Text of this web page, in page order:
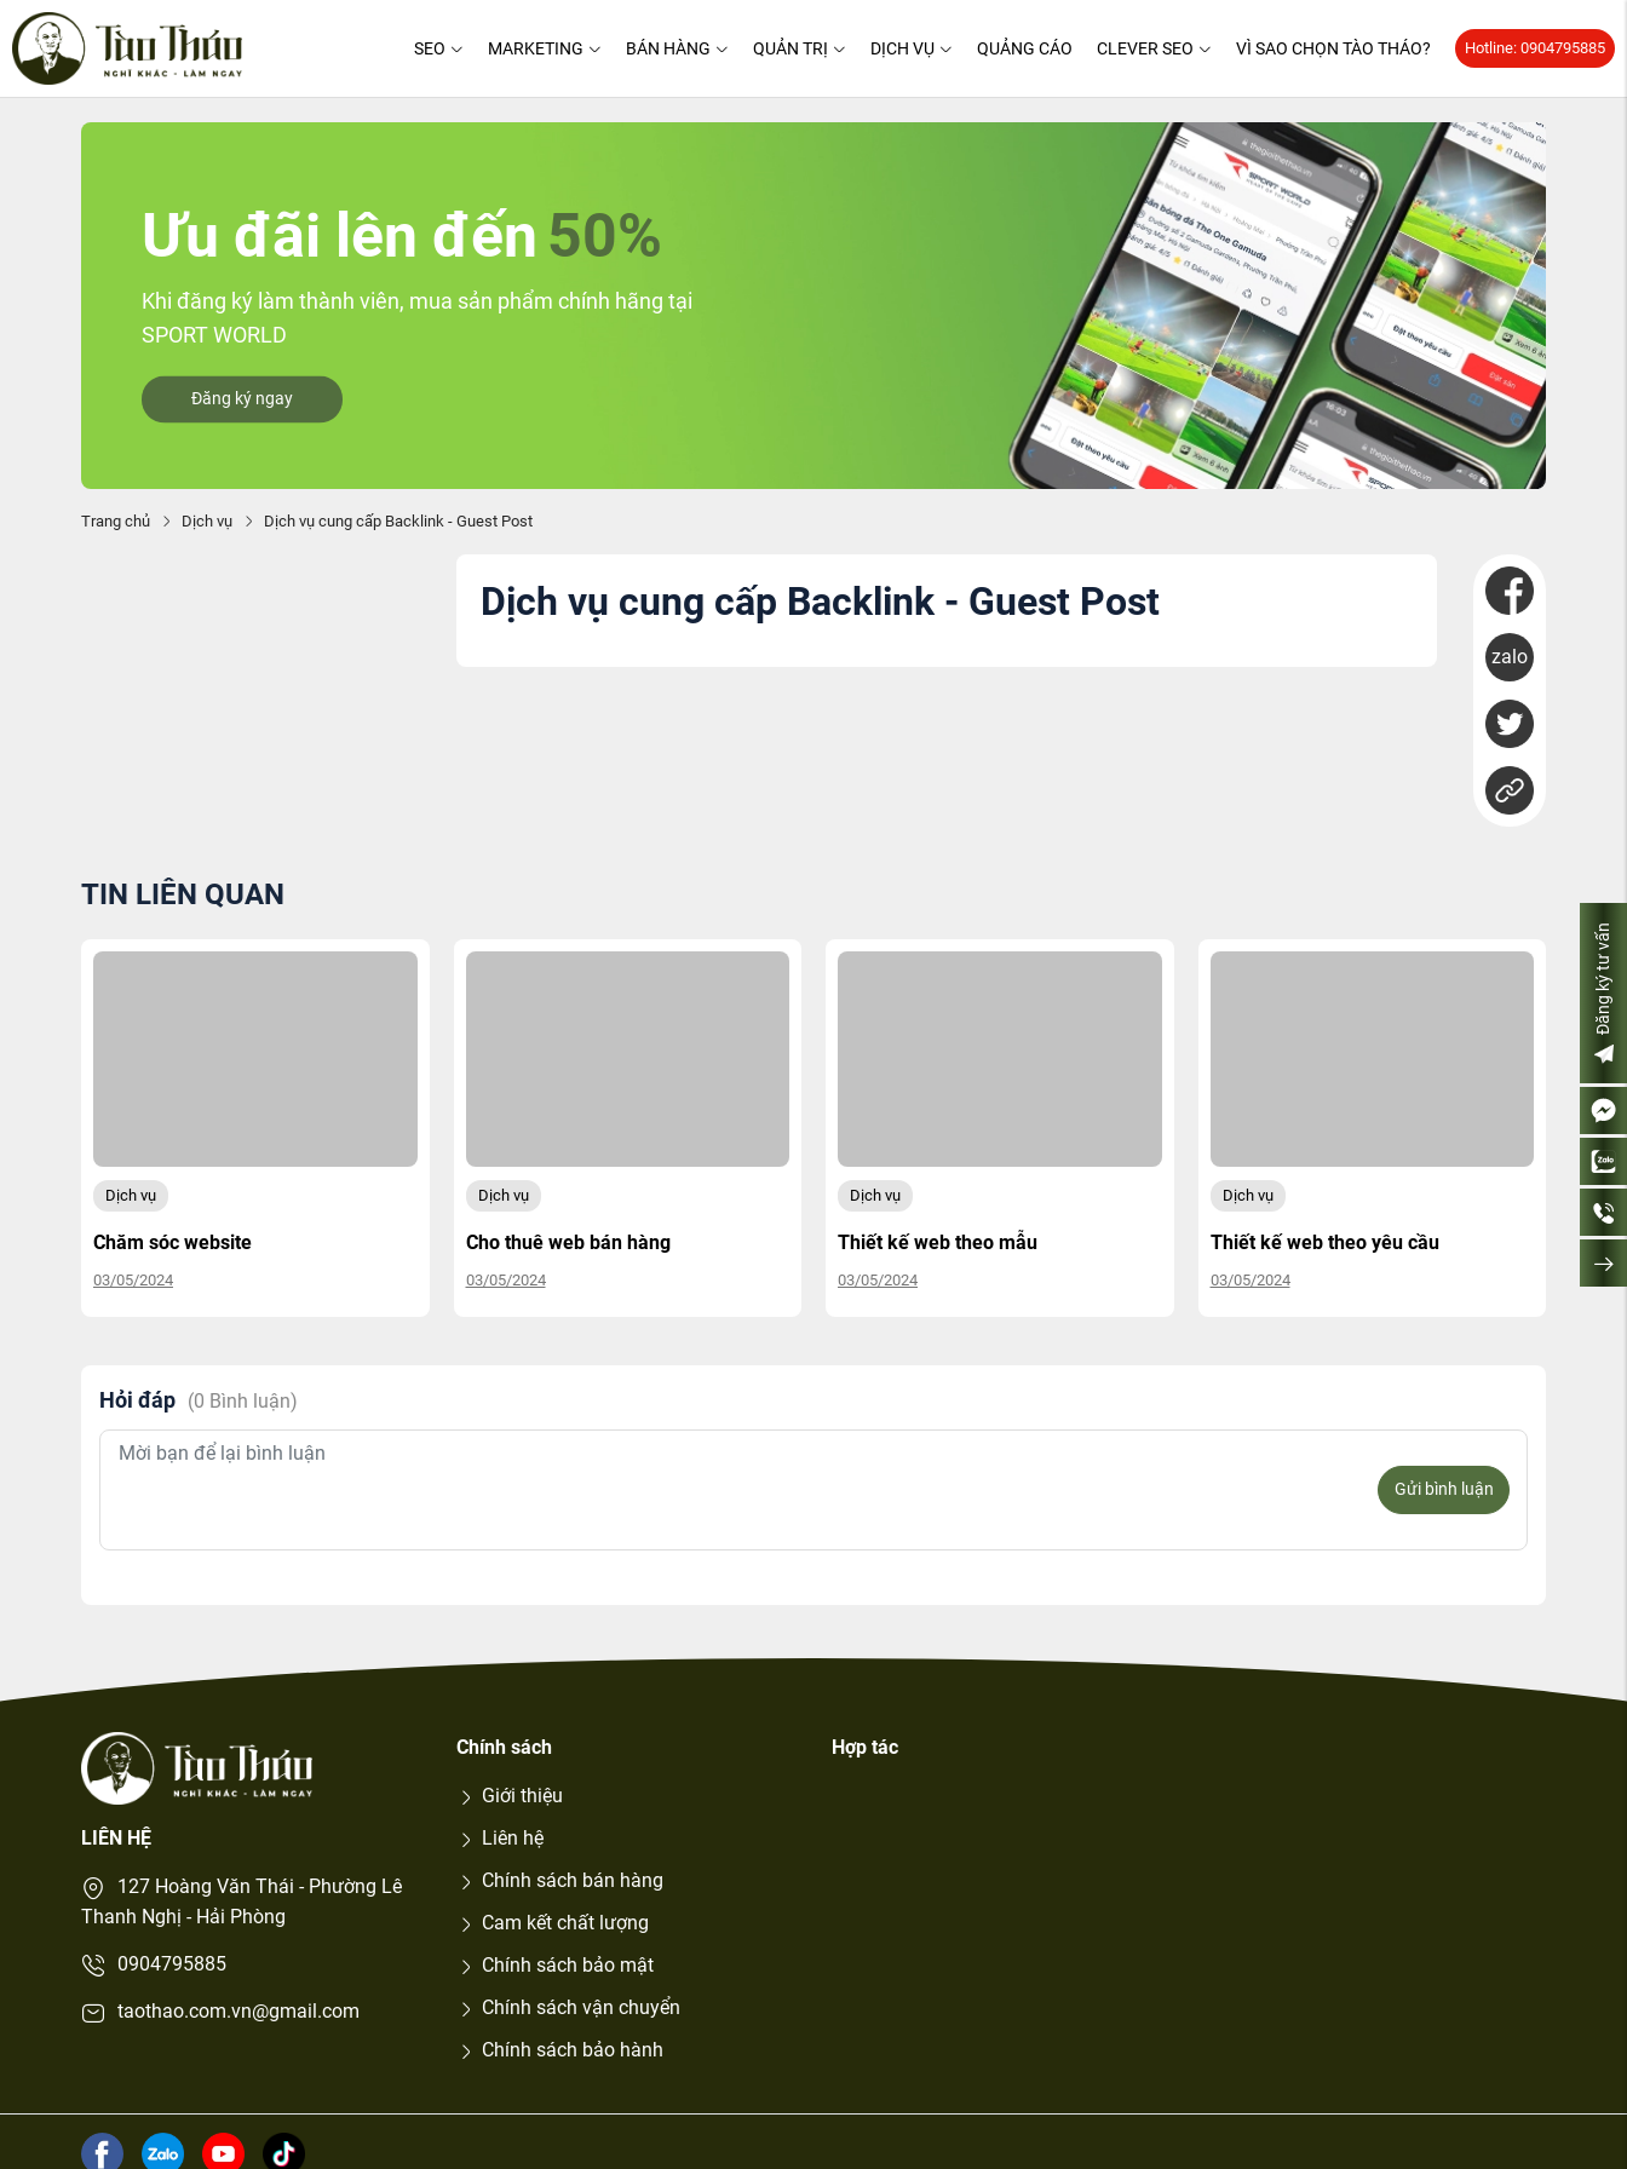
SEO MARKETING BÁN HÀNG QUẢN TRỊ DỊCH VỤ QUẢNG CÁO CLEVER SEO VÌ SAO CHỌN TÀO THÁO? Hotline: 0904795885
Ưu đãi lên đến 50%
Khi đăng ký làm thành viên, mua sản phẩm chính hãng tại
SPORT WORLD
Đăng ký ngay
Trang chủ Dịch vụ Dịch vụ cung cấp Backlink - Guest Post
Dịch vụ cung cấp Backlink - Guest Post
zalo
TIN LIÊN QUAN
Dịch vụ
Chăm sóc website
03/05/2024
Dịch vụ
Cho thuê web bán hàng
03/05/2024
Dịch vụ
Thiết kế web theo mẫu
03/05/2024
Dịch vụ
Thiết kế web theo yêu cầu
03/05/2024
Hỏi đáp (0 Bình luận)
Gửi bình luận
LIÊN HỆ
127 Hoàng Văn Thái - Phường Lê
Thanh Nghị - Hải Phòng
0904795885
taothao.com.vn@gmail.com
Chính sách
Giới thiệu
Liên hệ
Chính sách bán hàng
Cam kết chất lượng
Chính sách bảo mật
Chính sách vận chuyển
Chính sách bảo hành
Hợp tác
Đăng ký tư vấn